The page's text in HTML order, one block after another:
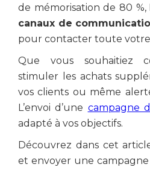
de mémorisation de 80 %,
canaux de
pour contacter toute votre
Que vous souhaitiez
stimuler les achats
vos clients ou même
L’envoi d’une campagne
adapté à vos objectifs.
Découvrez dans cet
et envoyer une campagne